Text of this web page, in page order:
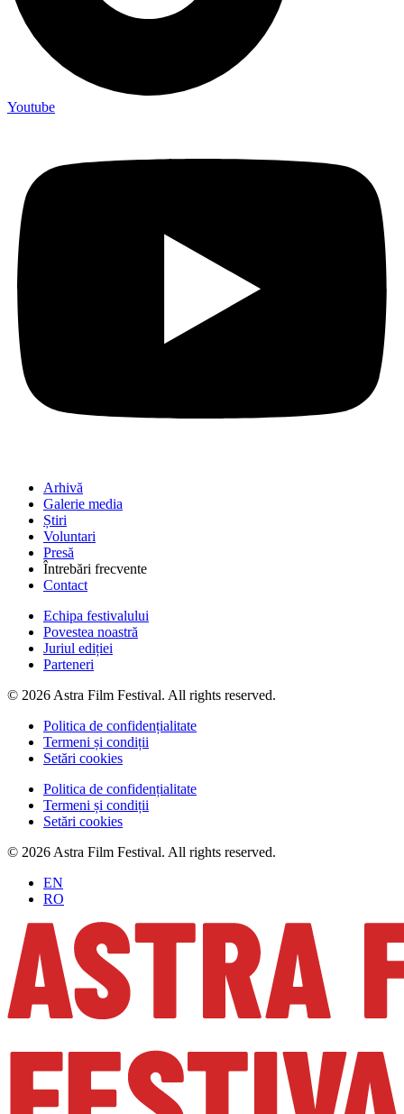
Youtube
Arhivă
Galerie media
Știri
Voluntari
Presă
Întrebări frecvente
Contact
Echipa festivalului
Povestea noastră
Juriul ediției
Parteneri
© 2026 Astra Film Festival. All rights reserved.
Politica de confidențialitate
Termeni și condiții
Setări cookies
Politica de confidențialitate
Termeni și condiții
Setări cookies
© 2026 Astra Film Festival. All rights reserved.
EN
RO